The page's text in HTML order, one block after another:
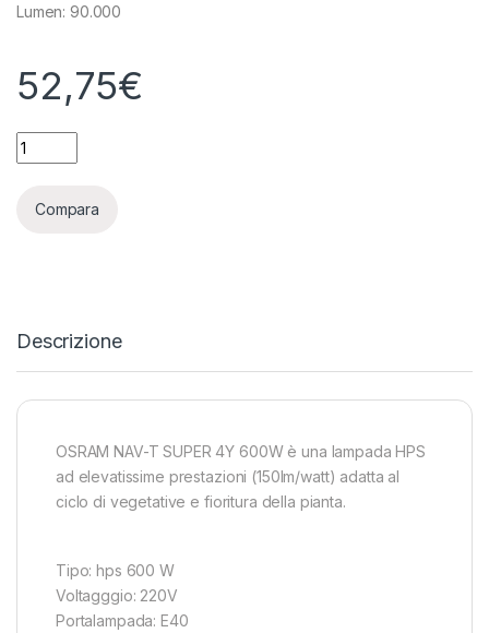
Lumen: 90.000
52,75€
OSRAM - NAV-T Super 600W 4Y HPS quantity
Compara
Descrizione
OSRAM NAV-T SUPER 4Y 600W è una lampada HPS
ad elevatissime prestazioni (150lm/watt) adatta al
ciclo di vegetative e fioritura della pianta.
Tipo: hps 600 W
Voltagggio: 220V
Portalampada: E40